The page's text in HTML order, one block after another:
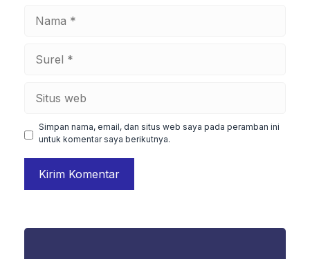
Simpan nama, email, dan situs web saya pada peramban ini
untuk komentar saya berikutnya.